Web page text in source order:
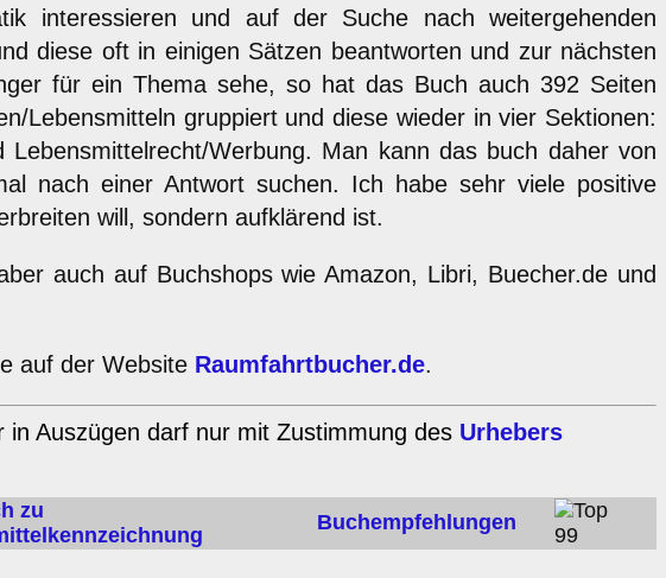
interessieren und auf der Suche nach weitergehenden
diese oft in einigen Sätzen beantworten und zur nächsten
für ein Thema sehe, so hat das Buch auch 392 Seiten
Lebensmitteln gruppiert und diese wieder in vier Sektionen:
Werbung. Man kann das buch daher von
nach einer Antwort suchen. Ich habe sehr viele positive
will, sondern aufklärend ist.
auch auf Buchshops wie Amazon, Libri, Buecher.de und
auf der Website Raumfahrtbucher.de.
Auszügen darf nur mit Zustimmung des Urhebers
zu
Buchempfehlungen